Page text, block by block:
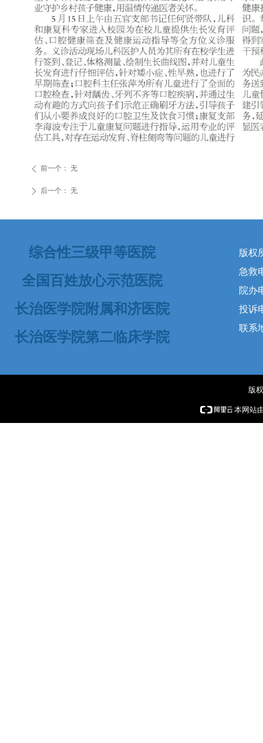
ꄴ 前一个： 无
ꄲ 后一个： 无
版权
急救
院办
投诉
联系
综合性三级甲等医院
全国百姓放心示范医院
长治医学院附属和济医院
长治医学院第二临床学院
版
本网站